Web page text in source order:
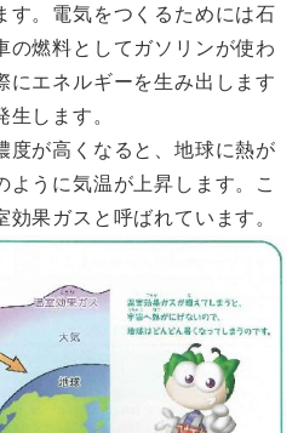
す。電気をつくるためには石
の燃料としてガソリンが使わ
にエネルギーを生み出します
します。
が高くなると、地球に熱が
ように気温が上昇します。こ
果ガスと呼ばれています。